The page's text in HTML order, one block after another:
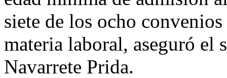
siete de los ocho
materia laboral, aseguró el
Navarrete Prida.